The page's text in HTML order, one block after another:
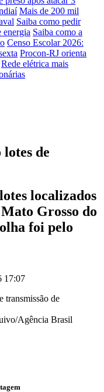
Mais de 200 mil
Saiba como pedir
energia Saiba como a
Censo Escolar 2026:
Procon-RJ orienta
Rede elétrica mais
de
localizados
Grosso do
foi pelo
17:07
Agência Brasil